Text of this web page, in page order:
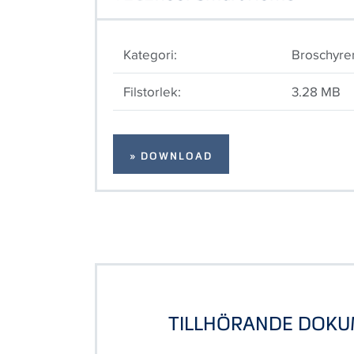
Kategori:
Filstorlek:
3.28 MB
» DOWNLOAD
TILLHÖRANDE